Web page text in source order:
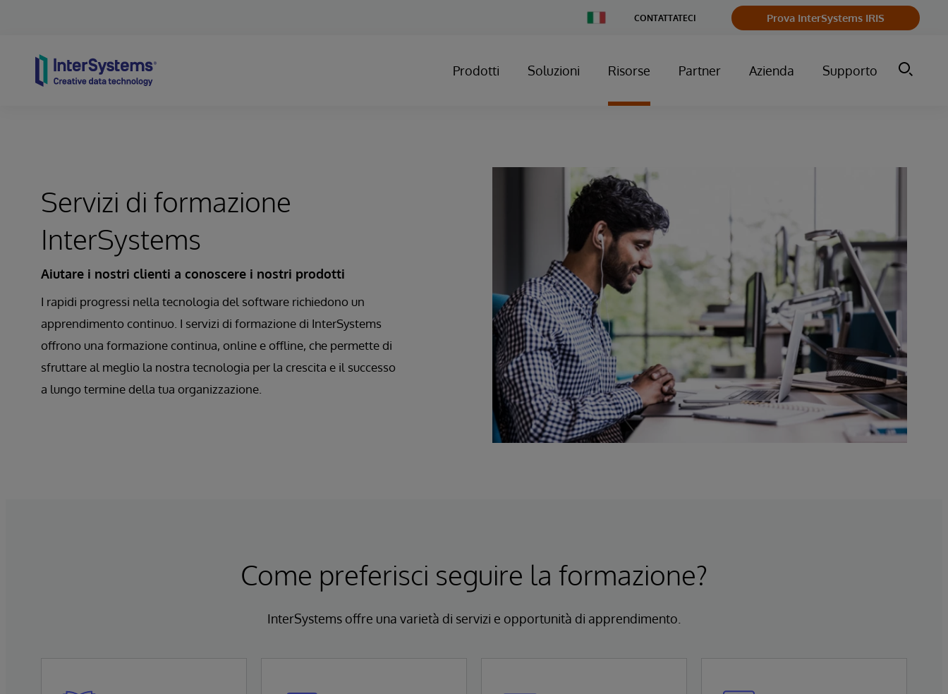
Country
CONTATTATECI Prova InterSystems IRIS
Prodotti Soluzioni Risorse Partner Azienda Supporto
Servizi di formazione
InterSystems
Aiutare i nostri clienti a conoscere i nostri prodotti
I rapidi progressi nella tecnologia del software richiedono un
apprendimento continuo. I servizi di formazione di InterSystems
offrono una formazione continua, online e offline, che permette di
sfruttare al meglio la nostra tecnologia per la crescita e il successo
a lungo termine della tua organizzazione.
Come preferisci seguire la formazione?
InterSystems offre una varietà di servizi e opportunità di apprendimento.